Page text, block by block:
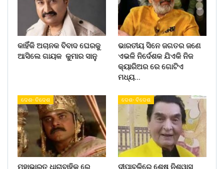
କାହିଁକି ଅଚାନକ ବିବାଦ ଘେରକୁ
ଆସିଲେ ଗାୟକ କୁମାର ସାନୁ
ଭାରତୀୟ ସିନେ ଜଗତର ଜଣେ
ଏଭଳି ନିର୍ଦେଶକ ଯିଏକି ନିଜ
କ୍ୟାରିଅର ରେ ଗୋଟିଏ
ମଧ୍ୟ…
ଦେଶ- ବିଦେଶ
ମହାଭାରତ ଧାରାବାହିକ ରେ
ଦେଶ- ବିଦେଶ
ଦୀପାବଳିରେ ଶେଷ ନିଶ୍ୱାସ